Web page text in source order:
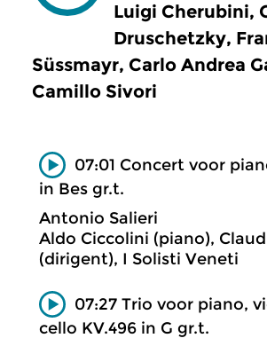
Luigi Cherubini,
Druschetzky,
Süssmayr, Carlo Andrea
Camillo Sivori
07:01 Concert voor
in Bes gr.t.
Antonio Salieri
Aldo Ciccolini (piano),
(dirigent), I Solisti Veneti
07:27 Trio voor piano,
cello KV.496 in G gr.t.